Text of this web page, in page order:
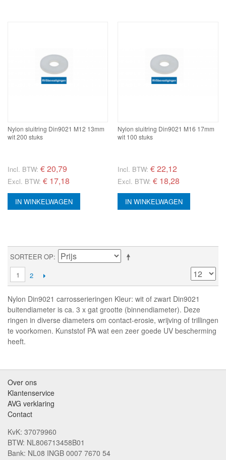
Nylon sluitring Din9021 M12 13mm
wit 200 stuks
Incl. BTW: €20,79
Excl. BTW: € 17,18
IN WINKELWAGEN
Nylon sluitring Din9021 M16 17mm
wit 100 stuks
Incl. BTW: €22,12
Excl. BTW: € 18,28
IN WINKELWAGEN
SORTEER OP
1
2
Nylon Din9021 carrosserieringen Kleur: wit of zwart Din9021
buitendiameter is ca. 3 x gat grootte (binnendiameter). Deze
ringen in diverse diameters om contact-erosie, wrijving of trillingen
te voorkomen. Kunststof PA wat een zeer goede UV bescherming
heeft.
Over ons
Klantenservice
AVG verklaring
Contact
KvK: 37079960
BTW: NL806713458B01
Bank: NL08 INGB 0007 7670 54